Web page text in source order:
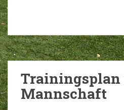
Trainingsplan
Mannschaft